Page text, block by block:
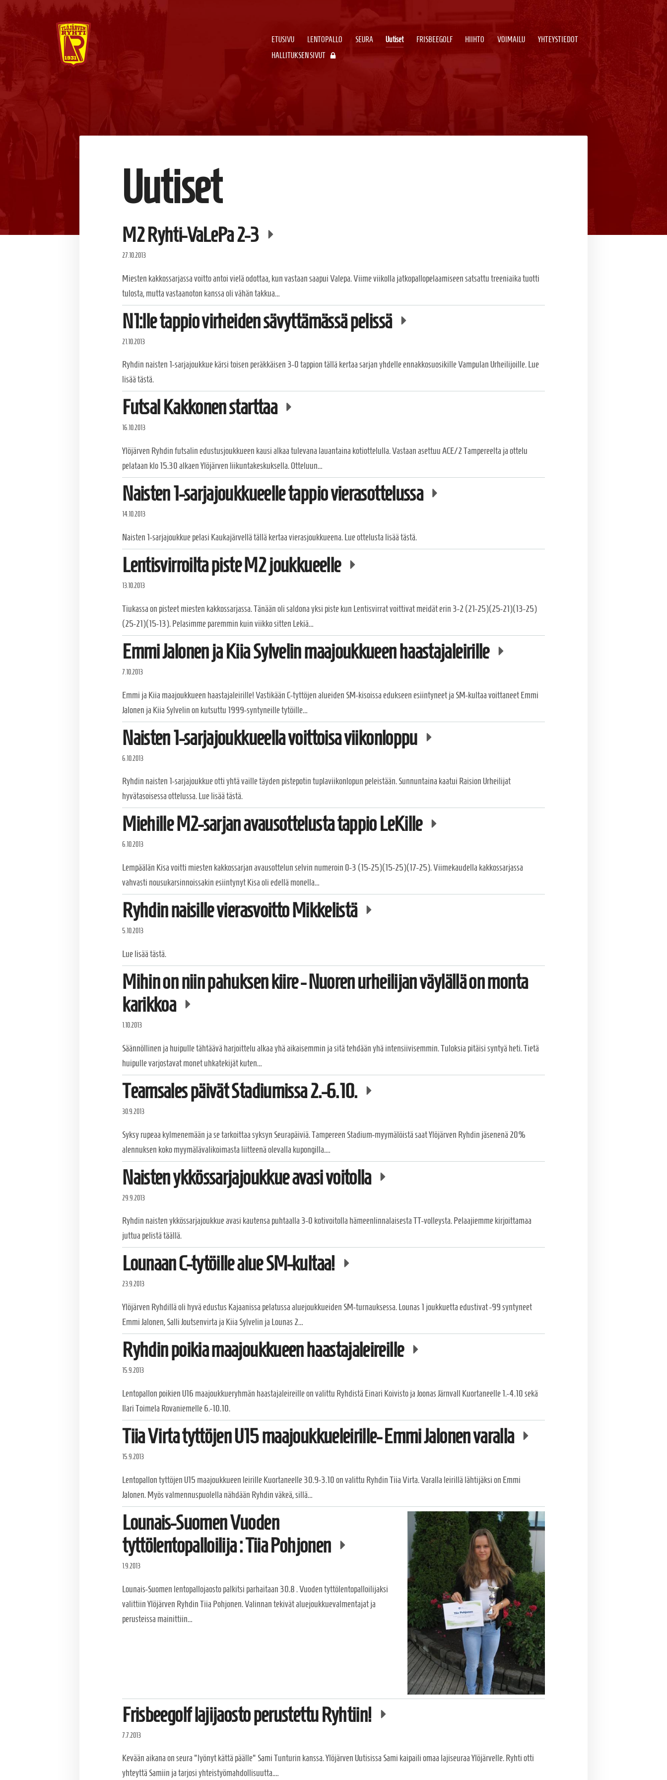
Siirry
Ylöjärven Ryhti
ETUSIVU LENTOPALLO SEURA Uutiset FRISBEEGOLF HIIHTO VOIMAILU
YHTEYSTIEDOT
HALLITUKSEN SIVUT
Uutiset
M2 Ryhti-VaLePa 2-3
27.10.2013
Miesten kakkossarjassa voitto antoi vielä odottaa, kun vastaan saapui Valepa. Viime viikolla jatkopallopelaamiseen satsattu treeniaika tuotti
tulosta, mutta vastaanoton kanssa oli vähän takkua…
N1:lle tappio virheiden sävyttämässä pelissä
21.10.2013
Ryhdin naisten 1-sarjajoukkue kärsi toisen peräkkäisen 3-0 tappion tällä kertaa sarjan yhdelle ennakkosuosikille Vampulan Urheilijoille. Lue
lisää tästä.
Futsal Kakkonen starttaa
16.10.2013
Ylöjärven Ryhdin futsalin edustusjoukkueen kausi alkaa tulevana lauantaina kotiottelulla. Vastaan asettuu ACE/2 Tampereelta ja ottelu
pelataan klo 15.30 alkaen Ylöjärven liikuntakeskuksella. Otteluun…
Naisten 1-sarjajoukkueelle tappio vierasottelussa
14.10.2013
Naisten 1-sarjajoukkue pelasi Kaukajärvellä tällä kertaa vierasjoukkueena. Lue ottelusta lisää tästä.
Lentisvirroilta piste M2 joukkueelle
13.10.2013
Tiukassa on pisteet miesten kakkossarjassa. Tänään oli saldona yksi piste kun Lentisvirrat voittivat meidät erin 3-2 (21-25)(25-21)(13-25)
(25-21)(15-13). Pelasimme paremmin kuin viikko sitten Lekiä…
Emmi Jalonen ja Kiia Sylvelin maajoukkueen haastajaleirille
7.10.2013
Emmi ja Kiia maajoukkueen haastajaleirille! Vastikään C-tyttöjen alueiden SM-kisoissa edukseen esiintyneet ja SM-kultaa voittaneet Emmi
Jalonen ja Kiia Sylvelin on kutsuttu 1999-syntyneille tytöille…
Naisten 1-sarjajoukkueella voittoisa viikonloppu
6.10.2013
Ryhdin naisten 1-sarjajoukkue otti yhtä vaille täyden pistepotin tuplaviikonlopun peleistään. Sunnuntaina kaatui Raision Urheilijat
hyvätasoisessa ottelussa. Lue lisää tästä.
Miehille M2-sarjan avausottelusta tappio LeKille
6.10.2013
Lempäälän Kisa voitti miesten kakkossarjan avausottelun selvin numeroin 0-3 (15-25)(15-25)(17-25). Viimekaudella kakkossarjassa
vahvasti nousukarsinnoissakin esiintynyt Kisa oli edellä monella…
Ryhdin naisille vierasvoitto Mikkelistä
5.10.2013
Lue lisää tästä.
Mihin on niin pahuksen kiire - Nuoren urheilijan väylällä on monta
karikkoa
1.10.2013
Säännöllinen ja huipulle tähtäävä harjoittelu alkaa yhä aikaisemmin ja sitä tehdään yhä intensiivisemmin. Tuloksia pitäisi syntyä heti. Tietä
huipulle varjostavat monet uhkatekijät kuten…
Teamsales päivät Stadiumissa 2.-6.10.
30.9.2013
Syksy rupeaa kylmenemään ja se tarkoittaa syksyn Seurapäiviä. Tampereen Stadium-myymälöistä saat Ylöjärven Ryhdin jäsenenä 20%
alennuksen koko myymälävalikoimasta liitteenä olevalla kupongilla.…
Naisten ykkössarjajoukkue avasi voitolla
29.9.2013
Ryhdin naisten ykkössarjajoukkue avasi kautensa puhtaalla 3-0 kotivoitolla hämeenlinnalaisesta TT-volleysta. Pelaajiemme kirjoittamaa
juttua pelistä täällä.
Lounaan C-tytöille alue SM-kultaa!
23.9.2013
Ylöjärven Ryhdillä oli hyvä edustus Kajaanissa pelatussa aluejoukkueiden SM-turnauksessa. Lounas 1 joukkuetta edustivat -99 syntyneet
Emmi Jalonen, Salli Joutsenvirta ja Kiia Sylvelin ja Lounas 2…
Ryhdin poikia maajoukkueen haastajaleireille
15.9.2013
Lentopallon poikien U16 maajoukkueryhmän haastajaleireille on valittu Ryhdistä Einari Koivisto ja Joonas Järnvall Kuortaneelle 1.-4.10 sekä
Ilari Toimela Rovaniemelle 6.-10.10.
Tiia Virta tyttöjen U15 maajoukkueleirille- Emmi Jalonen varalla
15.9.2013
Lentopallon tyttöjen U15 maajoukkueen leirille Kuortaneelle 30.9-3.10 on valittu Ryhdin Tiia Virta. Varalla leirillä lähtijäksi on Emmi
Jalonen. Myös valmennuspuolella nähdään Ryhdin väkeä, sillä…
Lounais-Suomen Vuoden
tyttölentopalloilija : Tiia Pohjonen
1.9.2013
Lounais-Suomen lentopallojaosto palkitsi parhaitaan 30.8 . Vuoden tyttölentopalloilijaksi
valittiin Ylöjärven Ryhdin Tiia Pohjonen. Valinnan tekivät aluejoukkuevalmentajat ja
perusteissa mainittiin…
Frisbeegolf lajijaosto perustettu Ryhtiin!
7.7.2013
Kevään aikana on seura "lyönyt kättä päälle" Sami Tunturin kanssa. Ylöjärven Uutisissa Sami kaipaili omaa lajiseuraa Ylöjärvelle. Ryhti otti
yhteyttä Samiin ja tarjosi yhteistyömahdollisuutta.…